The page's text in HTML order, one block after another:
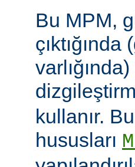
Bu MPM,
kullanır.
hususları